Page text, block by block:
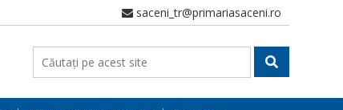
saceni_tr@primariasaceni.ro